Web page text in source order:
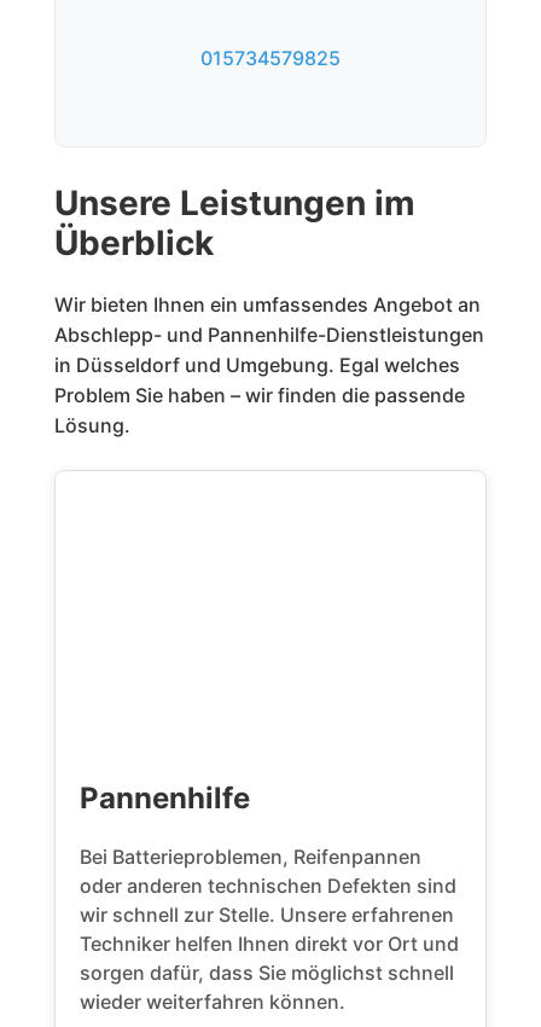
015734579825
Unsere Leistungen im
Überblick
Wir bieten Ihnen ein umfassendes Angebot an
Abschlepp- und Pannenhilfe-Dienstleistungen
in Düsseldorf und Umgebung. Egal welches
Problem Sie haben – wir finden die passende
Lösung.
Pannenhilfe
Bei Batterieproblemen, Reifenpannen
oder anderen technischen Defekten sind
wir schnell zur Stelle. Unsere erfahrenen
Techniker helfen Ihnen direkt vor Ort und
sorgen dafür, dass Sie möglichst schnell
wieder weiterfahren können.